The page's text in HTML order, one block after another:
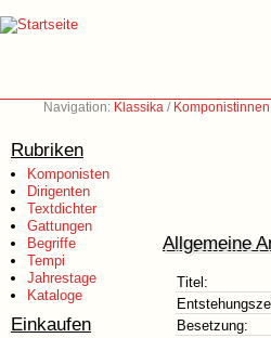
Navigation: Klassika /
Rubriken
Komponisten
Dirigenten
Textdichter
Gattungen
Begriffe
Tempi
Jahrestage
Kataloge
Einkaufen
Allgemeine
Titel:
Besetzung: